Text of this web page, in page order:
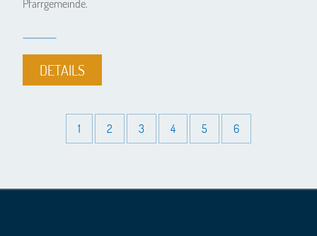
Pfarrgemeinde.
DETAILS
1 2 3 4 5 6